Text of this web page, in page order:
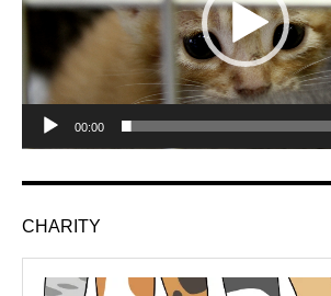
ー
00:00
CHARITY